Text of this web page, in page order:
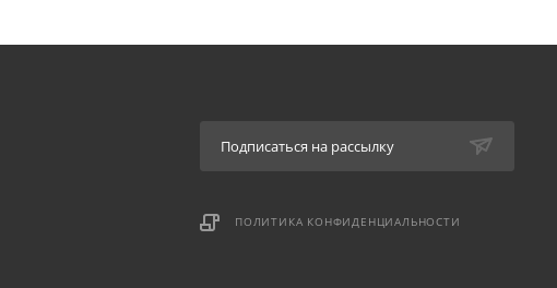
Подписаться на рассылку
ПОЛИТИКА КОНФИДЕНЦИАЛЬНОСТИ